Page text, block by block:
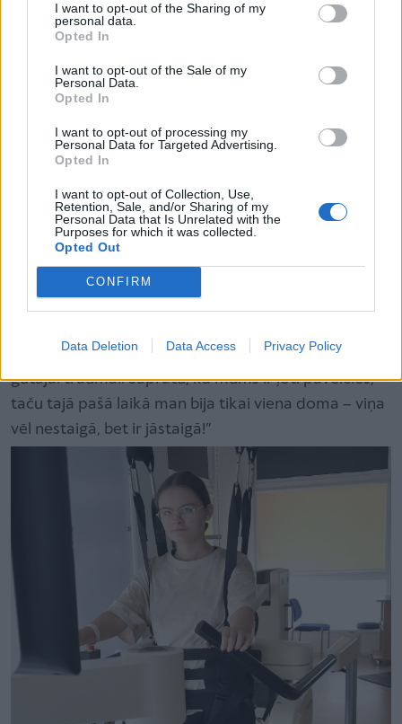
I want to opt-out of the Sharing of my
personal data.
Opted In
I want to opt-out of the Sale of my
Personal Data.
Opted In
I want to opt-out of processing my
Personal Data for Targeted Advertising.
Opted In
I want to opt-out of Collection, Use,
Retention, Sale, and/or Sharing of my
Personal Data that Is Unrelated with the
Purposes for which it was collected.
Opted Out
CONFIRM
Data Deletion Data Access Privacy Policy
nepārdzīvosim par notiekošo, neraudāsim, tikai
iesim uz priekšu, un tad būs reize, kad tiksim līdz
jūrai. Un tur tad izliksim savas emocijas. Bet… Pie
jūras bijām un vakarā sapratām, ka nemaz
nevajadzēja raudāt. Jo tu priecājies, ka lēnām viss
notiek. Pa kripatiņai, pa milimetram – pacelt roku
sauļoties. Katru dienu pa mazam brīnumam,” teic
Zane.
Un tad, pēc trīs mēnešiem, pienākusi diena, kad
ārsts teicis – jādodas mājās, mērķis ir sasniegts!
tad sāku iedziļināties, kādas patiesībā ir sekas Elijas
gūtajai traumai. Sapratu, ka mums ir ļoti paveicies,
taču tajā pašā laikā man bija tikai viena doma – viņa
vēl nestaigā, bet ir jāstaigā!”